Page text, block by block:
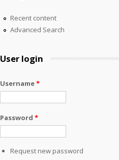
Recent content
Advanced Search
User login
Username*
Password *
Request new password